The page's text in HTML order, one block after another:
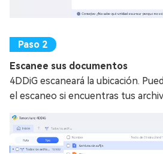
Escanee sus documentos
4DDiG escaneará la ubicación.
el escaneo si encuentras tus